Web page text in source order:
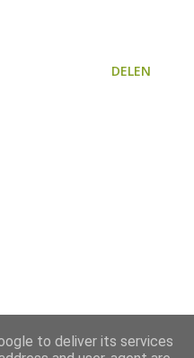
DELEN
to deliver its services